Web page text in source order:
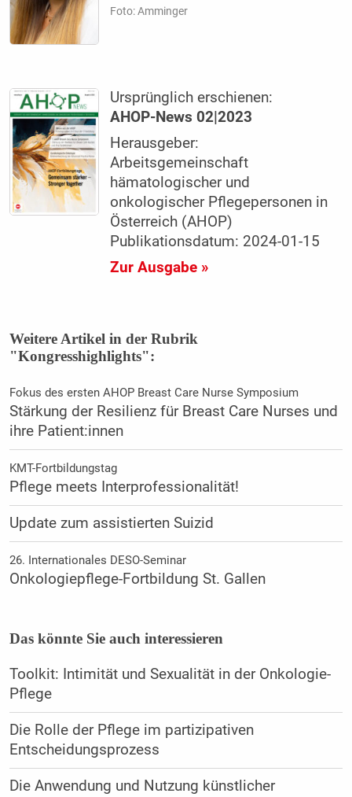
Foto: Amminger
Ursprünglich erschienen:
AHOP-News 02|2023
Herausgeber:
Arbeitsgemeinschaft
hämatologischer und
onkologischer Pflegepersonen in
Österreich (AHOP)
Publikationsdatum: 2024-01-15
Zur Ausgabe »
Weitere Artikel in der Rubrik
"Kongresshighlights":
Fokus des ersten AHOP Breast Care Nurse Symposium
Stärkung der Resilienz für Breast Care Nurses und
ihre Patient:innen
KMT-Fortbildungstag
Pflege meets Interprofessionalität!
Update zum assistierten Suizid
26. Internationales DESO-Seminar
Onkologiepflege-Fortbildung St. Gallen
Das könnte Sie auch interessieren
Toolkit: Intimität und Sexualität in der Onkologie-
Pflege
Die Rolle der Pflege im partizipativen
Entscheidungsprozess
Die Anwendung und Nutzung künstlicher